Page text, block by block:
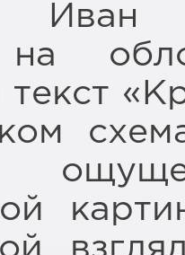
Иван
на
текст